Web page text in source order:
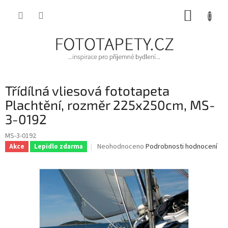
Třídílná vliesová fototapeta
Plachtění, rozměr 225x250cm, MS-
3-0192
MS-3-0192
Akce Lepidlo zdarma
Průměrné
hvězdiček.
Neohodnoceno Podrobnosti hodnocení